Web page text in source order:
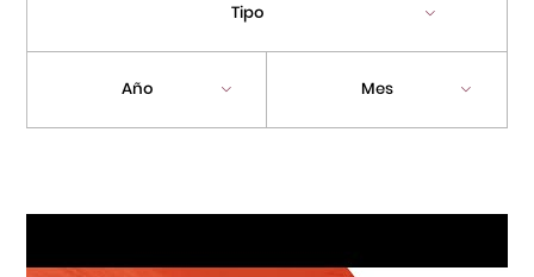
Centro Cultural Peruano Japonés
Tipo
Año Mes